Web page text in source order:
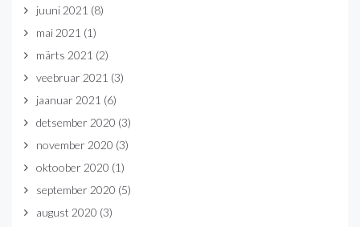
juuni 2021 (8)
mai 2021 (1)
märts 2021 (2)
veebruar 2021 (3)
jaanuar 2021 (6)
detsember 2020 (3)
november 2020 (3)
oktoober 2020 (1)
september 2020 (5)
august 2020 (3)